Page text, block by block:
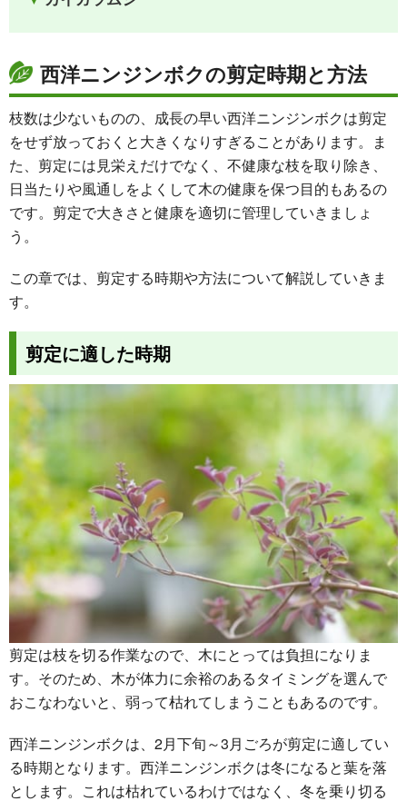
西洋ニンジンボクの剪定時期と方法
枝数は少ないものの、成長の早い西洋ニンジンボクは剪定
をせず放っておくと大きくなりすぎることがあります。ま
た、剪定には見栄えだけでなく、不健康な枝を取り除き、
日当たりや風通しをよくして木の健康を保つ目的もあるの
です。剪定で大きさと健康を適切に管理していきましょ
う。
この章では、剪定する時期や方法について解説していきま
す。
剪定に適した時期
剪定は枝を切る作業なので、木にとっては負担になりま
す。そのため、木が体力に余裕のあるタイミングを選んで
おこなわないと、弱って枯れてしまうこともあるのです。
西洋ニンジンボクは、2月下旬～3月ごろが剪定に適してい
る時期となります。西洋ニンジンボクは冬になると葉を落
とします。これは枯れているわけではなく、冬を乗り切る